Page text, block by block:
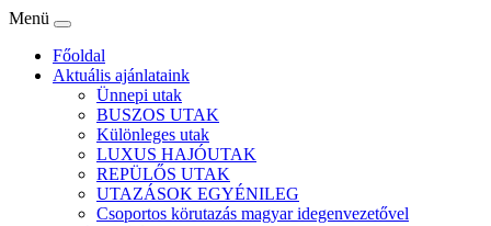
Menü
Főoldal
Aktuális ajánlataink
Ünnepi utak
BUSZOS UTAK
Különleges utak
LUXUS HAJÓUTAK
REPÜLŐS UTAK
UTAZÁSOK EGYÉNILEG
Csoportos körutazás magyar idegenvezetővel